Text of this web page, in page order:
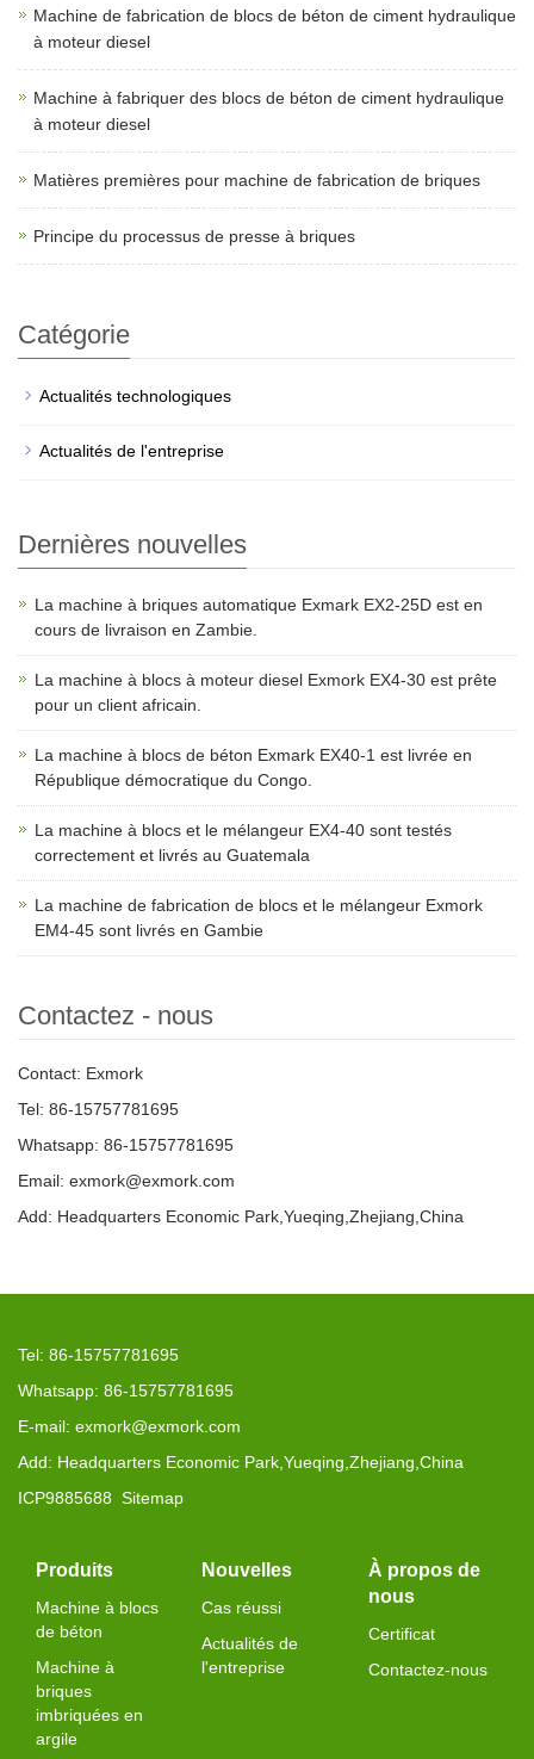
Machine de fabrication de blocs de béton de ciment hydraulique
à moteur diesel
Machine à fabriquer des blocs de béton de ciment hydraulique
à moteur diesel
Matières premières pour machine de fabrication de briques
Principe du processus de presse à briques
Catégorie
Actualités technologiques
Actualités de l'entreprise
Dernières nouvelles
La machine à briques automatique Exmark EX2-25D est en
cours de livraison en Zambie.
La machine à blocs à moteur diesel Exmork EX4-30 est prête
pour un client africain.
La machine à blocs de béton Exmark EX40-1 est livrée en
République démocratique du Congo.
La machine à blocs et le mélangeur EX4-40 sont testés
correctement et livrés au Guatemala
La machine de fabrication de blocs et le mélangeur Exmork
EM4-45 sont livrés en Gambie
Contactez - nous
Contact: Exmork
Tel: 86-15757781695
Whatsapp: 86-15757781695
Email: exmork@exmork.com
Add: Headquarters Economic Park,Yueqing,Zhejiang,China
Tel: 86-15757781695
Whatsapp: 86-15757781695
E-mail: exmork@exmork.com
Add: Headquarters Economic Park,Yueqing,Zhejiang,China
ICP9885688 Sitemap
Produits
Machine à blocs
de béton
Machine à
briques
imbriquées en
argile
Nouvelles
Cas réussi
Actualités de
l'entreprise
À propos de
nous
Certificat
Contactez-nous